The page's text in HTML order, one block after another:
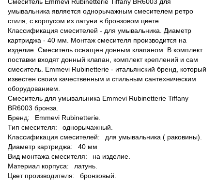
умывальника является однорычажным смесителем ретро
стиля, с корпусом из латуни в бронзовом цвете.
Классификация смесителей - для умывальника. Диаметр
картриджа - 40 мм. Монтаж смесителя производится на
изделие. Смеситель оснащен донным клапаном. В комплект
поставки входят донный клапан, комплект креплений и сам
смеситель. Emmevi Rubinetterie - итальянский бренд, который
известен своим качественным и стильным сантехническим
оборудованием.
Смеситель для умывальника Emmevi Rubinetterie Tiffany
BR6003 бронза.
Бренд: Emmevi Rubinetterie.
Тип смесителя: однорычажный.
Классификация смесителей: для умывальника ( раковины).
Диаметр картриджа: 40 мм
Вид монтажа смесителя: на изделие.
Материал корпуса: латунь.
Цвет производителя: бронзовый.